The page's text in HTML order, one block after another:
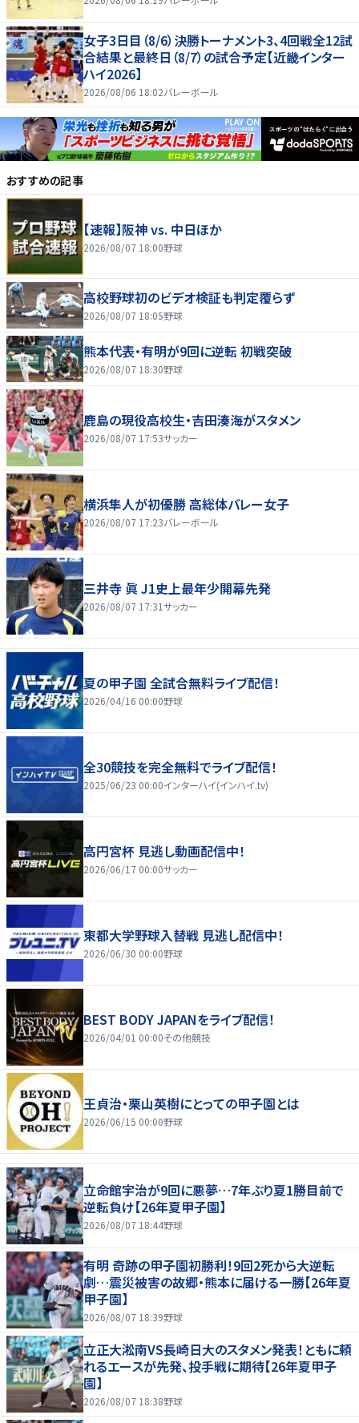
女子3日目（8/6）決勝トーナメント3、4回戦全12試
合結果と最終日（8/7）の試合予定【近畿インター
ハイ2026】
2026/08/06 18:02バレーボール
おすすめの記事
【速報】阪神 vs. 中日ほか
2026/08/07 18:00野球
高校野球初のビデオ検証も判定覆らず
2026/08/07 18:05野球
熊本代表・有明が9回に逆転 初戦突破
2026/08/07 18:30野球
鹿島の現役高校生・吉田湊海がスタメン
2026/08/07 17:53サッカー
横浜隼人が初優勝 高総体バレー女子
2026/08/07 17:23バレーボール
三井寺 眞 J1史上最年少開幕先発
2026/08/07 17:31サッカー
夏の甲子園 全試合無料ライブ配信！
2026/04/16 00:00野球
全30競技を完全無料でライブ配信！
2025/06/23 00:00インターハイ(インハイ.tv)
高円宮杯 見逃し動画配信中！
2026/06/17 00:00サッカー
東都大学野球入替戦 見逃し配信中！
2026/06/30 00:00野球
BEST BODY JAPANをライブ配信！
2026/04/01 00:00その他競技
王貞治・栗山英樹にとっての甲子園とは
2026/06/15 00:00野球
立命館宇治が9回に悪夢…7年ぶり夏1勝目前で
逆転負け【26年夏甲子園】
2026/08/07 18:44野球
有明 奇跡の甲子園初勝利！9回2死から大逆転
劇…震災被害の故郷・熊本に届ける一勝【26年夏
甲子園】
2026/08/07 18:39野球
立正大淞南VS長崎日大のスタメン発表！ともに頼
れるエースが先発、投手戦に期待【26年夏甲子
園】
2026/08/07 18:38野球